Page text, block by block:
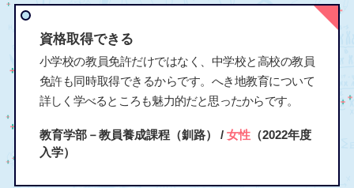
資格取得できる
小学校の教員免許だけではなく、中学校と高校の教員
免許も同時取得できるからです。へき地教育について
詳しく学べるところも魅力的だと思ったからです。
教育学部－教員養成課程（釧路） / 女性（2022年度
入学）